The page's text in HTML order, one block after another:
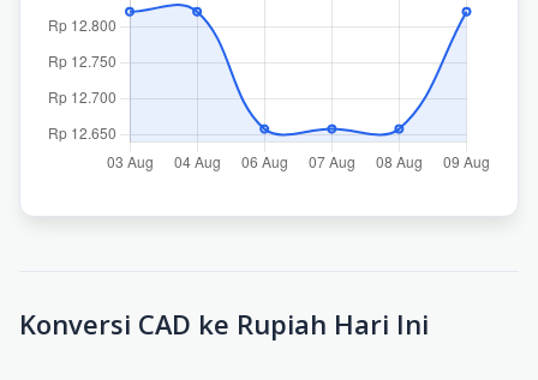
Konversi CAD ke Rupiah Hari Ini